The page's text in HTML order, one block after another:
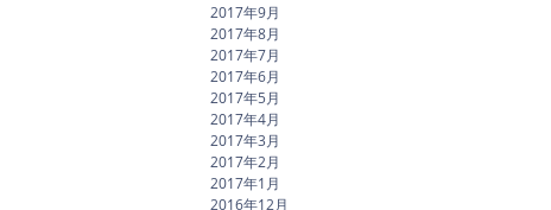
2017年9月
2017年8月
2017年7月
2017年6月
2017年5月
2017年4月
2017年3月
2017年2月
2017年1月
2016年12月